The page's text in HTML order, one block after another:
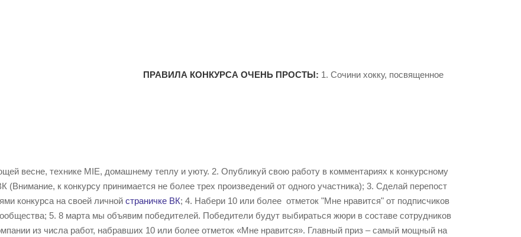
ПРАВИЛА КОНКУРСА ОЧЕНЬ ПРОСТЫ: 1. Сочини хокку, посвященное
весне, технике MIE, домашнему теплу и уюту. 2. Опубликуй свою работу в комментариях к конкурсному
(Внимание, к конкурсу принимается не более трех произведений от одного участника); 3. Сделай перепост
конкурса на своей личной страничке ВК; 4. Набери 10 или более отметок "Мне нравится" от подписчиков
5. 8 марта мы объявим победителей. Победители будут выбираться жюри в составе сотрудников
из числа работ, набравших 10 или более отметок «Мне нравится». Главный приз – самый мощный на